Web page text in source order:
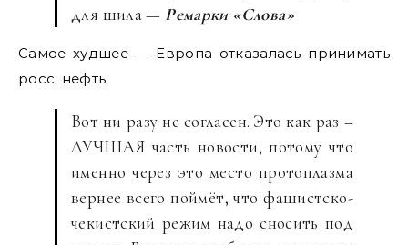
для шила — Ремарки «Слова»
Самое худшее — Европа отказалась принимать
росс. нефть.
Вот ни разу не согласен. Это как раз –
ЛУЧШАЯ часть новости, потому что
именно через это место протоплазма
вернее всего поймёт, что фашистско-
чекистский режим надо сносить под